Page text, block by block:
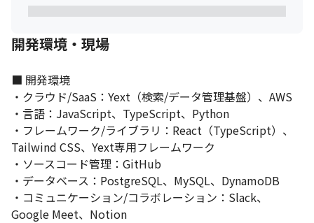
開発環境・現場
■ 開発環境
・クラウド/SaaS：Yext（検索/データ管理基盤）、AWS
・言語：JavaScript、TypeScript、Python
・フレームワーク/ライブラリ：React（TypeScript）、
Tailwind CSS、Yext専用フレームワーク
・ソースコード管理：GitHub
・データベース：PostgreSQL、MySQL、DynamoDB
・コミュニケーション/コラボレーション：Slack、
Google Meet、Notion